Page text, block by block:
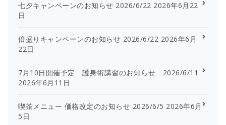
七夕キャンペーンのお知らせ 2026/6/22 2026年6月22
日
倍盛りキャンペーンのお知らせ 2026/6/22 2026年6月
22日
7月10日開催予定 護身術講習のお知らせ 2026/6/11
2026年6月11日
喫茶メニュー 価格改定のお知らせ 2026/6/5 2026年6月
5日